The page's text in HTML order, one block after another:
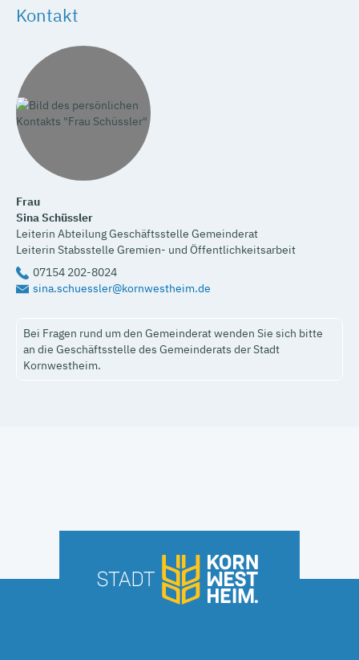
Kontakt
Frau
SinaSchüssler
Leiterin Abteilung Geschäftsstelle Gemeinderat
Leiterin Stabsstelle Gremien- und Öffentlichkeitsarbeit
sina.schuessler@kornwestheim.de
07154 202-8024
Bei Fragen rund um den Gemeinderat wenden Sie sich bitte
an die Geschäftsstelle des Gemeinderats der Stadt
Kornwestheim.